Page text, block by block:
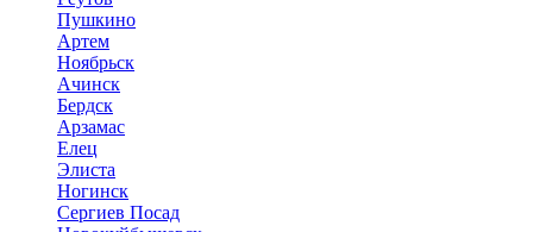
Пушкино
Артем
Ноябрьск
Ачинск
Бердск
Арзамас
Елец
Элиста
Ногинск
Сергиев Посад